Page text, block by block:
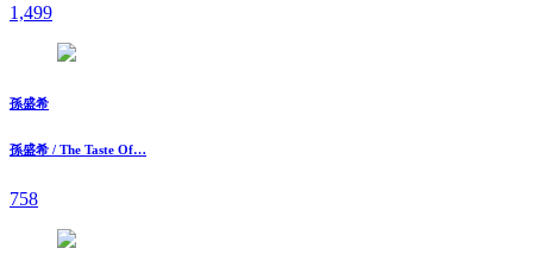
1,499
孫盛希
孫盛希 / The Taste Of…
758